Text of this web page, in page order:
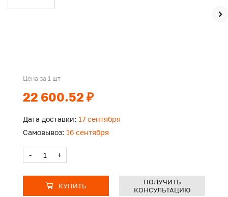
Цена за 1 шт
22 600.52 ₽
Дата доставки: 17 сентября
Самовывоз: 16 сентября
- +
КУПИТЬ
ПОЛУЧИТЬ
КОНСУЛЬТАЦИЮ